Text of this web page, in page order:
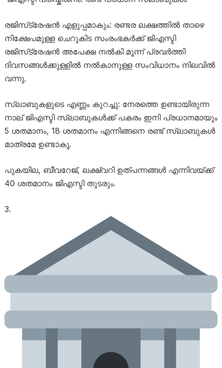
രജിസ്‌ട്രേഷൻ എളുപ്പമാകും: രണ്ടര ലക്ഷത്തിൽ താഴെ
നിക്ഷേപമുള്ള ചെറുകിട സംരംഭകർക്ക് ജിഎസ്ടി
രജിസ്‌ട്രേഷൻ അപേക്ഷ നൽകി മൂന്ന് പ്രവർത്തി
ദിവസങ്ങൾക്കുള്ളിൽ നൽകാനുള്ള സംവിധാനം നിലവിൽ
വന്നു.
സ്ലാബുകളുടെ എണ്ണം കുറച്ചു: നേരത്തെ ഉണ്ടായിരുന്ന
നാല് ജിഎസ്ടി സ്ലാബുകൾക്ക് പകരം ഇനി പ്രധാനമായും
5 ശതമാനം, 18 ശതമാനം എന്നിങ്ങനെ രണ്ട് സ്ലാബുകൾ
മാത്രമേ ഉണ്ടാകൂ.
പുകയില, ബീവറേജ്, ലക്ഷ്വറി ഉത്പന്നങ്ങൾ എന്നിവയ്ക്ക്
40 ശതമാനം ജിഎസ്ടി തുടരും.